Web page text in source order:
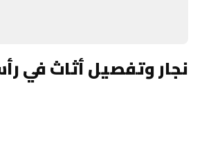
نجار وتفصيل أثاث في